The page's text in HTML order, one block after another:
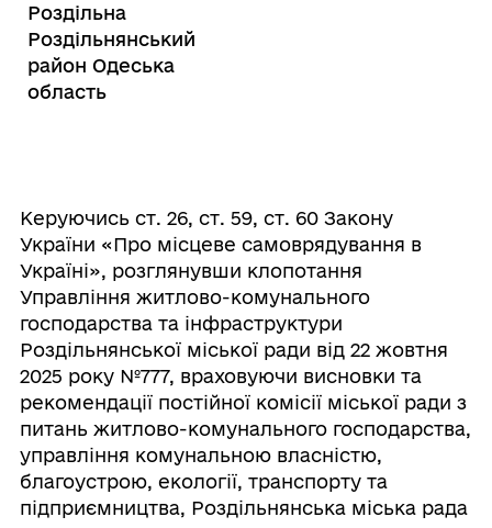
Роздільна
Роздільнянський
район Одеська
область
Керуючись ст. 26, ст. 59, ст. 60 Закону
України «Про місцеве самоврядування в
Україні», розглянувши клопотання
Управління житлово-комунального
господарства та інфраструктури
Роздільнянської міської ради від 22 жовтня
2025 року №777, враховуючи висновки та
рекомендації постійної комісії міської ради з
питань житлово-комунального господарства,
управління комунальною власністю,
благоустрою, екології, транспорту та
підприємництва, Роздільнянська міська рада